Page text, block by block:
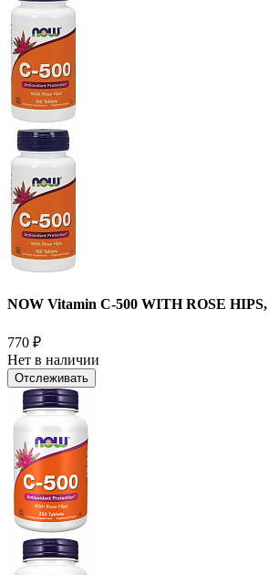
NOW Vitamin C-500 WITH ROSE HIPS,
770 ₽
Нет в наличии
Отслеживать